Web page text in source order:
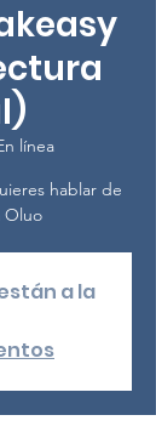
línea
hablar de
Oluo
a la